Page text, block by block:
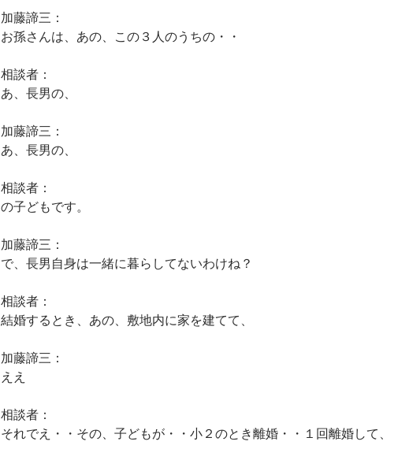
加藤諦三：
お孫さんは、あの、この３人のうちの・・
相談者：
あ、長男の、
加藤諦三：
あ、長男の、
相談者：
の子どもです。
加藤諦三：
で、長男自身は一緒に暮らしてないわけね？
相談者：
結婚するとき、あの、敷地内に家を建てて、
加藤諦三：
ええ
相談者：
それでえ・・その、子どもが・・小２のとき離婚・・１回離婚して、